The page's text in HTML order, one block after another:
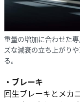
重量の増加に合わせた
ズな減衰の立ち上がり
る。
・ブレーキ
回生ブレーキとメカ